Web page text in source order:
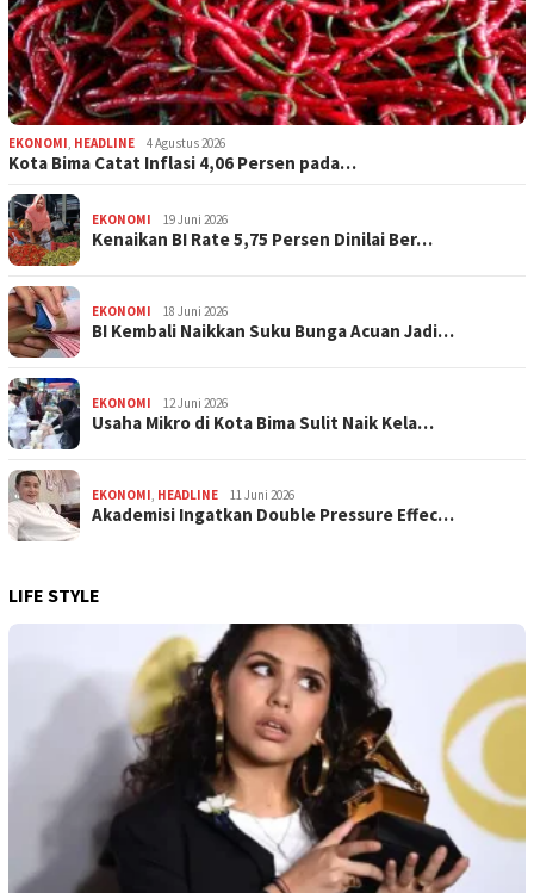
EKONOMI, HEADLINE 4 Agustus 2026
Kota Bima Catat Inflasi 4,06 Persen pada…
EKONOMI 19 Juni 2026
Kenaikan BI Rate 5,75 Persen Dinilai Ber…
EKONOMI 18 Juni 2026
BI Kembali Naikkan Suku Bunga Acuan Jadi…
EKONOMI 12 Juni 2026
Usaha Mikro di Kota Bima Sulit Naik Kela…
EKONOMI, HEADLINE 11 Juni 2026
Akademisi Ingatkan Double Pressure Effec…
LIFE STYLE